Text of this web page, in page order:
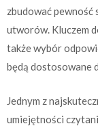
zbudować
utworów. Kluczem
także wybór
będą dostosowane
Jednym z
umiejętności